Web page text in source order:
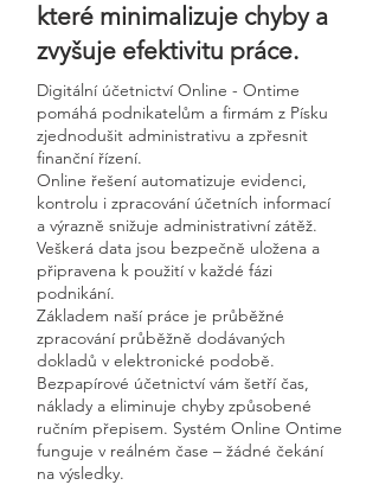
které minimalizuje chyby a
zvyšuje efektivitu práce.
Digitální účetnictví Online - Ontime
pomáhá podnikatelům a firmám z Písku
zjednodušit administrativu a zpřesnit
finanční řízení.
Online řešení automatizuje evidenci,
kontrolu i zpracování účetních informací
a výrazně snižuje administrativní zátěž.
Veškerá data jsou bezpečně uložena a
připravena k použití v každé fázi
podnikání.
Základem naší práce je průběžné
zpracování průběžně dodávaných
dokladů v elektronické podobě.
Bezpapírové účetnictví vám šetří čas,
náklady a eliminuje chyby způsobené
ručním přepisem. Systém Online Ontime
funguje v reálném čase – žádné čekání
na výsledky.